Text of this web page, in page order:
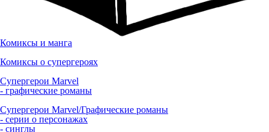
Комиксы и манга
Комиксы о супергероях
Супергерои Marvel
- графические романы
Супергерои Marvel/Графические романы
- серии о персонажах
- синглы